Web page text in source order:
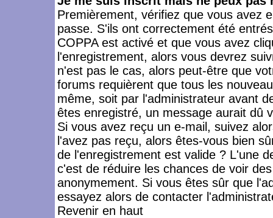
Premièrement, vérifiez que vous avez
passe. S'ils ont correctement été
COPPA est activé et que vous avez
l'enregistrement, alors vous devrez
n'est pas le cas, alors peut-être que
forums requièrent que tous les
même, soit par l'administrateur avant
êtes enregistré, un message aurait dû
Si vous avez reçu un e-mail, suivez
l'avez pas reçu, alors êtes-vous bien
de l'enregistrement est valide ? L'une
c'est de réduire les chances de voir
anonymement. Si vous êtes sûr que
essayez alors de contacter
Revenir en haut